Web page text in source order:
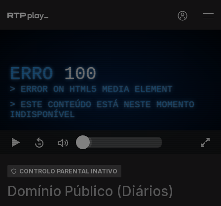
ERRO 100
ERROR ON HTML5 MEDIA ELEMENT
ESTE CONTEÚDO ESTÁ NESTE MOMENTO
INDISPONÍVEL
CONTROLO PARENTAL INATIVO
Domínio Público (Diários)